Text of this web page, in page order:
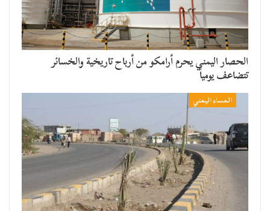
الحصار اليمني يحرم أرامكو من أرباح تاريخية والخسائر
تتضاعف يومياً
المساء اليمني